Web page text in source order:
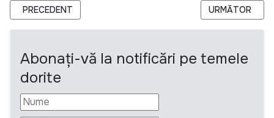
ARTICOL PRECEDENT: FUNDAȚIA SOROS-MOLDOVA
PRECEDENT ARTICOLUL
URMĂTOR
Abonați-vă la notificări pe temele
dorite